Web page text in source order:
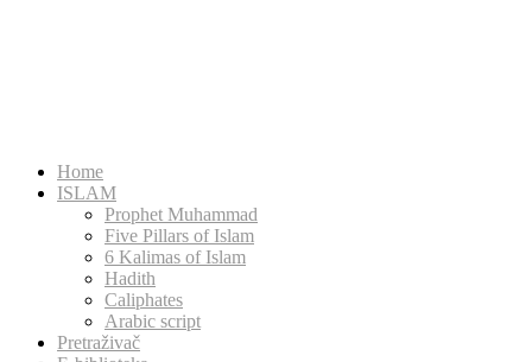
Home
ISLAM
Prophet Muhammad
Five Pillars of Islam
6 Kalimas of Islam
Hadith
Caliphates
Arabic script
Pretraživač